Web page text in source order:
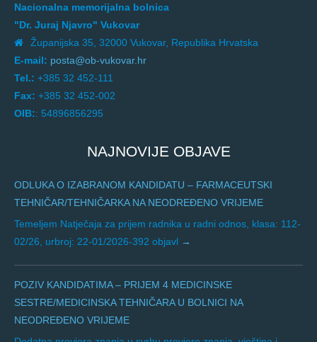
Nacionalna memorijalna bolnica
"Dr. Juraj Njavro" Vukovar
Županijska 35, 32000 Vukovar, Republika Hrvatska
E-mail: posta@ob-vukovar.hr
Tel.: +385 32 452-111
Fax: +385 32 452-002
OIB:: 54896856295
NAJNOVIJE OBJAVE
ODLUKA O IZABRANOM KANDIDATU – FARMACEUTSKI
TEHNIČAR/TEHNIČARKA NA NEODREĐENO VRIJEME
Temeljem Natječaja za prijem radnika u radni odnos, klasa: 112-
02/26, urbroj: 22-01/2026-392 objavl
POZIV KANDIDATIMA – PRIJEM 4 MEDICINSKE
SESTRE/MEDICINSKA TEHNIČARA U BOLNICI NA
NEODREĐENO VRIJEME